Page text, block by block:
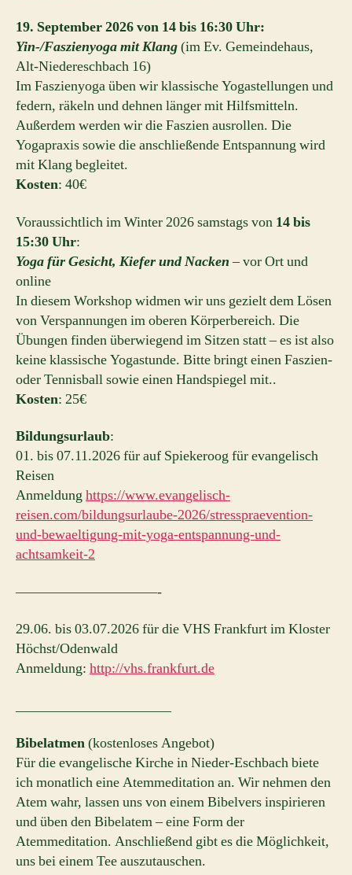
19. September 2026 von 14 bis 16:30 Uhr:
Yin-/Faszienyoga mit Klang(im Ev. Gemeindehaus,
Alt-Niedereschbach 16)
Im Faszienyoga üben wir klassische Yogastellungen und
federn, räkeln und dehnen länger mit Hilfsmitteln.
Außerdem werden wir die Faszien ausrollen. Die
Yogapraxis sowie die anschließende Entspannung wird
mit Klang begleitet.
Kosten: 40€
Voraussichtlich im Winter 2026 samstags von 14 bis
15:30 Uhr:
Yoga für Gesicht, Kiefer und Nacken– vor Ort und
online
In diesem Workshop widmen wir uns gezielt dem Lösen
von Verspannungen im oberen Körperbereich. Die
Übungen finden überwiegend im Sitzen statt – es ist also
keine klassische Yogastunde. Bitte bringt einen Faszien-
oder Tennisball sowie einen Handspiegel mit..
Kosten: 25€
Bildungsurlaub:
01. bis 07.11.2026 für auf Spiekeroog für evangelisch
Reisen
Anmeldunghttps://www.evangelisch-
reisen.com/bildungsurlaube-2026/stresspraevention-
und-bewaeltigung-mit-yoga-entspannung-und-
achtsamkeit-2
——————————-
29.06. bis 03.07.2026 für die VHS Frankfurt im Kloster
Höchst/Odenwald
Anmeldung: http://vhs.frankfurt.de
Bibelatmen(kostenloses Angebot)
Für die evangelische Kirche in Nieder-Eschbach biete
ich monatlich eine Atemmeditation an. Wir nehmen den
Atem wahr, lassen uns von einem Bibelvers inspirieren
und üben den Bibelatem – eine Form der
Atemmeditation. Anschließend gibt es die Möglichkeit,
uns bei einem Tee auszutauschen.